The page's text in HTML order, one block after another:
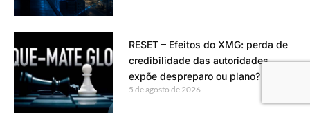
RESET – Efeitos do XMG: perda de
credibilidade das autoridades
expõe despreparo ou plano?
5 de agosto de 2026